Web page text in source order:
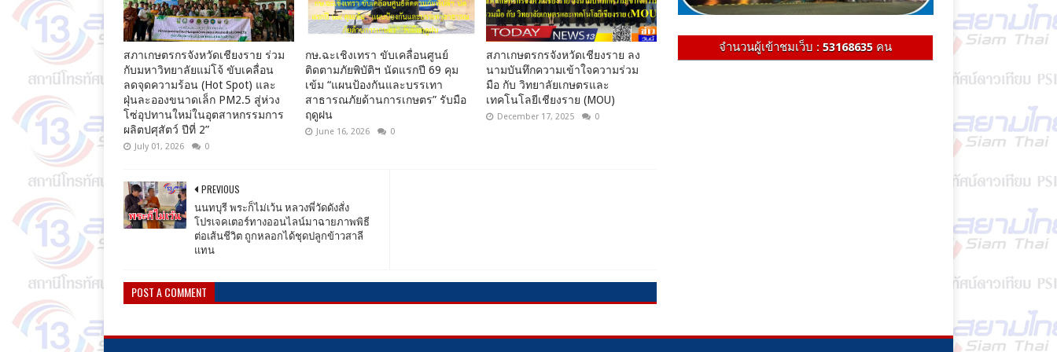
สภาเกษตรกรจังหวัดเชียงราย ร่วม
กับมหาวิทยาลัยแม่โจ้ ขับเคลื่อน
ลดจุดความร้อน (Hot Spot) และ
ฝุ่นละอองขนาดเล็ก PM2.5 สู่ห่วง
โซ่อุปทานใหม่ในอุตสาหกรรมการ
ผลิตปศุสัตว์ ปีที่ 2”
July 01, 2026 0
กษ.ฉะเชิงเทรา ขับเคลื่อนศูนย์
ติดตามภัยพิบัติฯ นัดแรกปี 69 คุม
เข้ม “แผนป้องกันและบรรเทา
สาธารณภัยด้านการเกษตร” รับมือ
ฤดูฝน
June 16, 2026 0
สภาเกษตรกรจังหวัดเชียงราย ลง
นามบันทึกความเข้าใจความร่วม
มือ กับ วิทยาลัยเกษตรและ
เทคโนโลยีเชียงราย (MOU)
December 17, 2025 0
PREVIOUS
นนทบุรี พระก็ไม่เว้น หลวงพี่วัดดังสั่ง
โปรเจคเตอร์ทางออนไลน์มาฉายภาพพิธี
ต่อเส้นชีวิต ถูกหลอกได้ชุดปลูกข้าวสาลี
แทน
POST A COMMENT
จำนวนผู้เข้าชมเว็บ : 53168635 คน